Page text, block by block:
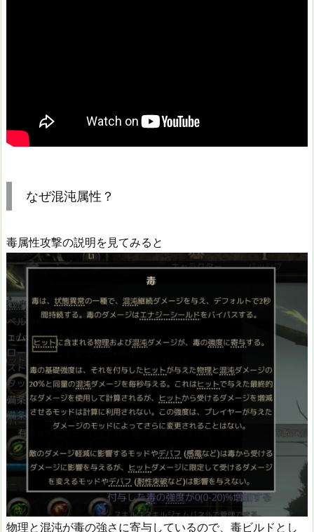
なぜ混沌属性？
毒属性攻撃の説明を見てみると
物理と混沌が毒の強さに寄与しているので、毒ビルドとし